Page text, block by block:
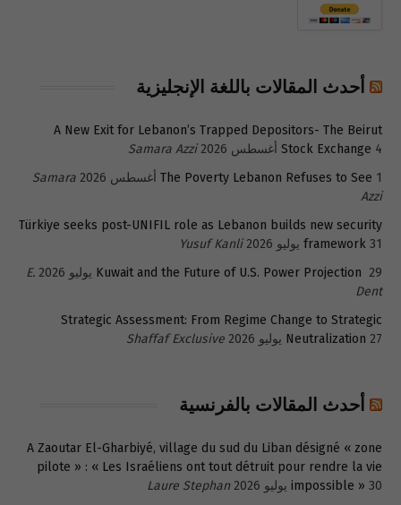
أحدث المقالات باللغة الإنجليزية
A New Exit for Lebanon’s Trapped Depositors- The Beirut
Stock Exchange 4 أغسطس 2026
Samara Azzi
The Poverty Lebanon Refuses to See 1 أغسطس 2026
Samara
Azzi
Türkiye seeks post-UNIFIL role as Lebanon builds new security
framework 31 يوليو 2026
Yusuf Kanli
Kuwait and the Future of U.S. Power Projection 29 يوليو 2026
E.
Dent
Strategic Assessment: From Regime Change to Strategic
Neutralization 27 يوليو 2026 Shaffaf Exclusive
أحدث المقالات بالفرنسية
A Zaoutar El-Gharbiyé, village du sud du Liban désigné « zone
pilote » : « Les Israéliens ont tout détruit pour rendre la vie
impossible » 30 يوليو 2026
Laure Stephan